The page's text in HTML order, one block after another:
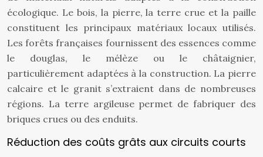
écologique. Le bois, la pierre, la terre crue et la paille
constituent les principaux matériaux locaux utilisés.
Les forêts françaises fournissent des essences comme
le douglas, le mélèze ou le châtaignier,
particulièrement adaptées à la construction. La pierre
calcaire et le granit s’extraient dans de nombreuses
régions. La terre argileuse permet de fabriquer des
briques crues ou des enduits.
Réduction des coûts grâts aux circuits courts